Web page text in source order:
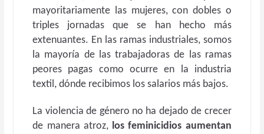
mayoritariamente las mujeres, con dobles o
triples jornadas que se han hecho más
extenuantes. En las ramas industriales, somos
la mayoría de las trabajadoras de las ramas
peores pagas como ocurre en la industria
textil, dónde recibimos los salarios más bajos.
La violencia de género no ha dejado de crecer
de manera atroz, los feminicidios aumentan